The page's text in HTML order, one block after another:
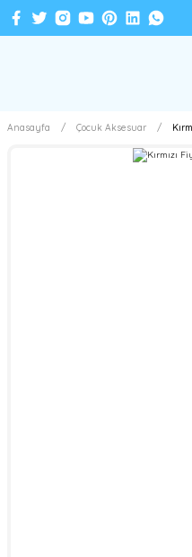
Anasayfa Çocuk Aksesuar